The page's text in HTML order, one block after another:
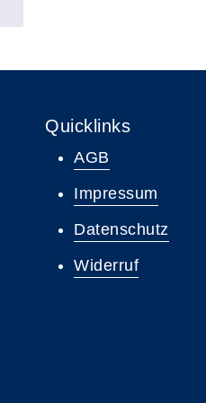
Quicklinks
AGB
Impressum
Datenschutz
Widerruf